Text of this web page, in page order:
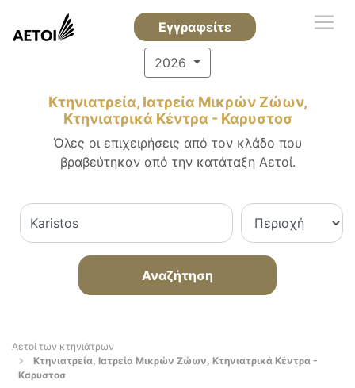
Εγγραφείτε
2026
Κτηνιατρεία, Ιατρεία Μικρών Ζώων,
Κτηνιατρικά Κέντρα - Καρυστοσ
Όλες οι επιχειρήσεις από τον κλάδο που
βραβεύτηκαν από την κατάταξη Αετοί.
Αναζήτηση
Αετοί των κτηνιάτρων
Κτηνιατρεία, Ιατρεία Μικρών Ζώων, Κτηνιατρικά Κέντρα -
Καρυστοσ